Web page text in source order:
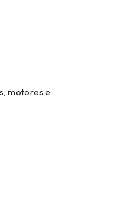
motores e